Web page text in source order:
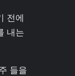
전에
내는
들을